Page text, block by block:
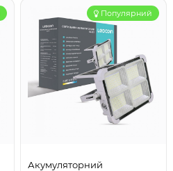
Популярний
Акумуляторний